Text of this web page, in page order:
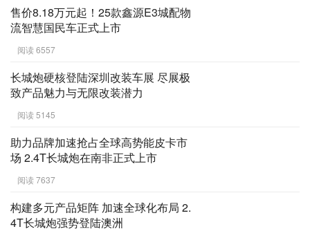
售价8.18万元起！25款鑫源E3城配物
流智慧国民车正式上市
阅读 6557
长城炮硬核登陆深圳改装车展 尽展极
致产品魅力与无限改装潜力
阅读 5145
助力品牌加速抢占全球高势能皮卡市
场 2.4T长城炮在南非正式上市
阅读 7637
构建多元产品矩阵 加速全球化布局 2.
4T长城炮强势登陆澳洲